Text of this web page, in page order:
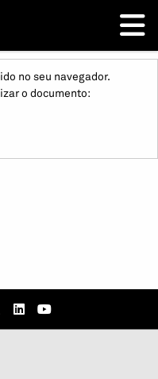
no seu navegador.
o documento: